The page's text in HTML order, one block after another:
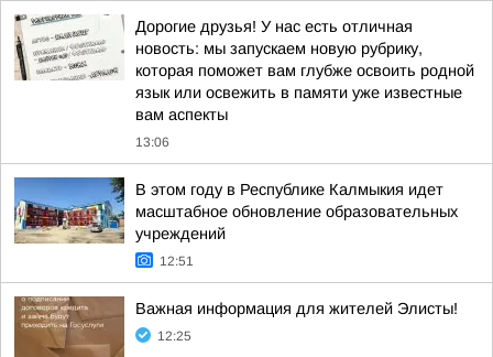
Дорогие друзья! У нас есть отличная
новость: мы запускаем новую рубрику,
которая поможет вам глубже освоить родной
язык или освежить в памяти уже известные
вам аспекты
13:06
В этом году в Республике Калмыкия идет
масштабное обновление образовательных
учреждений
12:51
Важная информация для жителей Элисты!
12:25